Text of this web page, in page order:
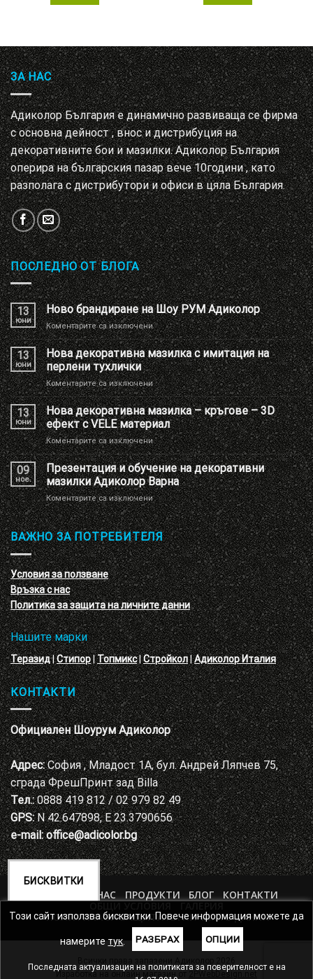
ЗА НАС
Адиколор България е динамично развиваща се фирма
с основна дейност , внос и дистрибуция на
декоративните бои и мазилки. Адиколор България
оперира на българския пазар вече 10години , като
разполага с дистрибутори и офиси в цяла България.
ПОСЛЕДНО ОТ БЛОГА
13
юни
Ново брандиране на Шоу РУМ Адиколор
Коментарите са изключениза
Ново
брандиране
на
Шоу
РУМ
Адиколор
13
юни
Нова декоративна мазилка с имитация на
перлени тухлички
Коментарите са изключениза
Нова
декоративна
мазилка
с
имитация
на
перлени
тухлички
13
юни
Нова декоративна мазилка – кръгове – 3D
ефект с VELE материал
Коментарите са изключениза
Нова
декоративна
мазилка
–
кръгове
–
3D
ефект
с
VELE
материал
09
ное.
Презентация и обучение на декоративни
мазилки Адиколор Варна
Коментарите са изключениза
Презентация
и
обучение
на
декоративни
мазилки
Адиколор
Варна
ВАЖНО ЗА ПОТРЕБИТЕЛЯ
Условия за ползване
Връзка с нас
Политика за защита на личните данни
Нашите марки
Теразид|Стипор|Топмикс|Стройкол|Адиколор Италия
КОНТАКТИ
Официален Шоурум Адиколор
Адрес:София , Младост 1А, бул. Андрей Ляпчев 75,
сграда ФрешПринт зад Billa
Тел.:0888 419 812 / 02 979 82 49
GPS:N 42.647898, E 23.3790656
e-mail: office@adicolor.bg
ЗА НАС ПРОДУКТИ БЛОГ
КОНТАКТИ
ПОЛИТИКА ЗА ЗАЩИТА НА ЛИЧНИТЕ ДАННИ
Изработка на онлайн магазин от
2PWebDesign.net
БИСКВИТКИ
Този сайт използва бисквитки. Повече информация можете да
намерите тук. РАЗБРАХ ОПЦИИ
Последната актуализация на политиката за поверителност е на